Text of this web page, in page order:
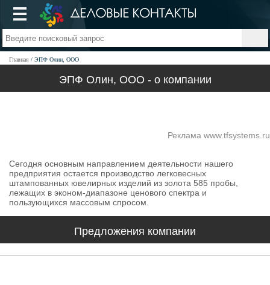
Главная ЭПФ Олин, ООО
ЭПФ Олин, ООО - о компании
Реклама www.tfsystems.ru
Сегодня основным направлением деятельности нашего
предприятия остается производство легковесных
штампованных ювелирных изделий из золота 585 пробы,
лежащих в эконом-диапазоне ценового спектра и
пользующихся массовым спросом.
Предложения компании